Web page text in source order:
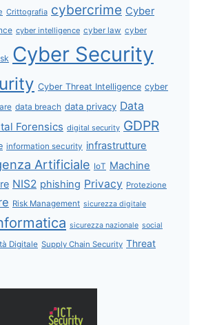
Crittografia cybercrime Cyber
cyber intelligence cyber law cyber
Cyber Security
Cyber Threat Intelligence cyber
data breach data privacy Data
Forensics digital security GDPR
information security infrastrutture
Artificiale IoT Machine
NIS2 phishing Privacy Protezione
Risk Management sicurezza digitale
sicurezza nazionale social
Digitale Supply Chain Security Threat